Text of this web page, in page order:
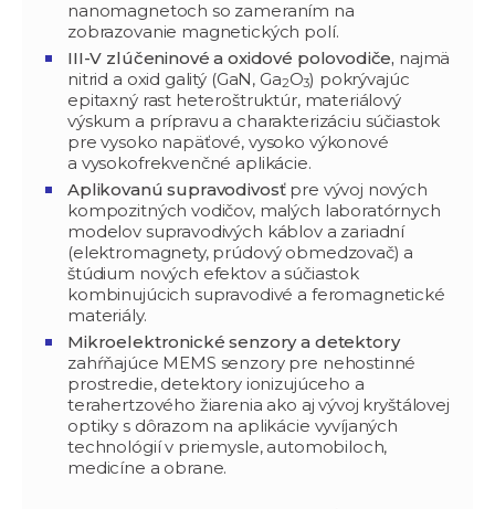
nanomagnetoch so zameraním na
zobrazovanie magnetických polí.
III-V zlúčeninové a oxidové polovodiče, najmä
nitrid a oxid galitý (GaN, Ga2O3) pokrývajúc
epitaxný rast heteroštruktúr, materiálový
výskum a prípravu a charakterizáciu súčiastok
pre vysoko napäťové, vysoko výkonové
a vysokofrekvenčné aplikácie.
Aplikovanú supravodivosť pre vývoj nových
kompozitných vodičov, malých laboratórnych
modelov supravodivých káblov a zariadní
(elektromagnety, prúdový obmedzovač) a
štúdium nových efektov a súčiastok
kombinujúcich supravodivé a feromagnetické
materiály.
Mikroelektronické senzory a detektory
zahŕňajúce MEMS senzory pre nehostinné
prostredie, detektory ionizujúceho a
terahertzového žiarenia ako aj vývoj kryštálovej
optiky s dôrazom na aplikácie vyvíjaných
technológií v priemysle, automobiloch,
medicíne a obrane.